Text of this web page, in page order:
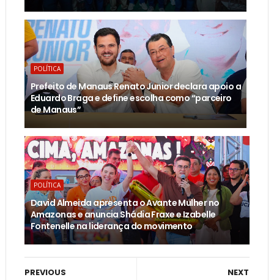
POLÍTICA
Prefeito de Manaus Renato Junior declara apoio a
Eduardo Braga e define escolha como “parceiro
de Manaus”
POLÍTICA
David Almeida apresenta o Avante Mulher no
Amazonas e anuncia Shádia Fraxe e Izabelle
Fontenelle na liderança do movimento
NEXT
PREVIOUS